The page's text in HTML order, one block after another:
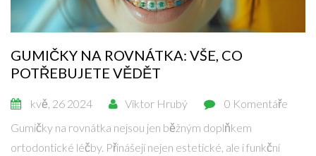
GUMIČKY NA ROVNÁTKA: VŠE, CO
POTŘEBUJETE VĚDĚT
kvě, 26 2024 Viktor Hrubý
0 Komentáře
Gumičky na rovnátka nejsou jen běžným doplňkem
ortodontické léčby. Přinášejí nejen estetické, ale i funkční